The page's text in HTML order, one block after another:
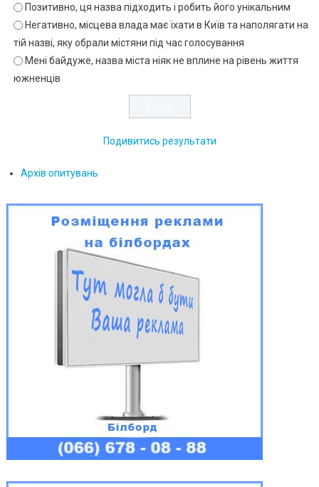
Позитивно, ця назва підходить і робить його унікальним
Негативно, місцева влада має їхати в Київ та наполягати на
тій назві, яку обрали містяни під час голосування
Мені байдуже, назва міста ніяк не вплине на рівень життя
южненців
Подивитись результати
Архів опитувань